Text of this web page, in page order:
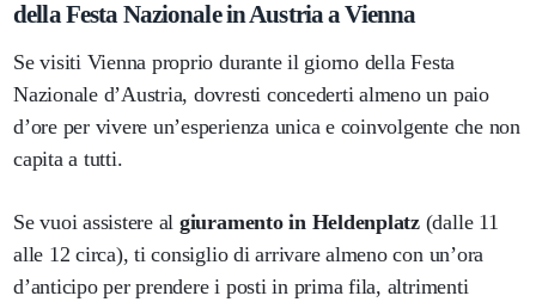
della Festa Nazionale in Austria a Vienna
Se visiti Vienna proprio durante il giorno della Festa
Nazionale d’Austria, dovresti concederti almeno un paio
d’ore per vivere un’esperienza unica e coinvolgente che non
capita a tutti.
Se vuoi assistere al giuramento in Heldenplatz(dalle 11
alle 12 circa), ti consiglio di arrivare almeno con un’ora
d’anticipo per prendere i posti in prima fila, altrimenti